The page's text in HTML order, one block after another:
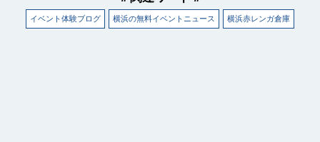
イベント体験ブログ 横浜の無料イベントニュース 横浜赤レンガ倉庫